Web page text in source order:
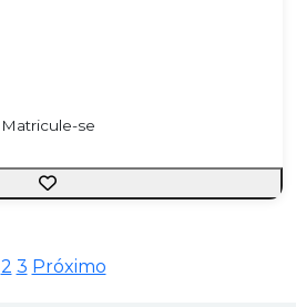
Matricule-se
Paginação
2 3 Próximo